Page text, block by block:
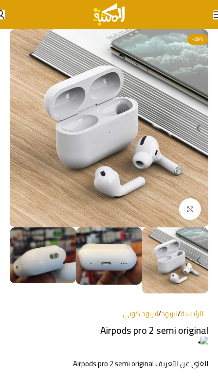
Skip to navigation
Skip to main content
-29%
انقر للتكبير
الرئيسية/ايربود/ايربود كوبي
Airpods pro 2 semi original
الغني عن التعريف Airpods pro 2 semi original